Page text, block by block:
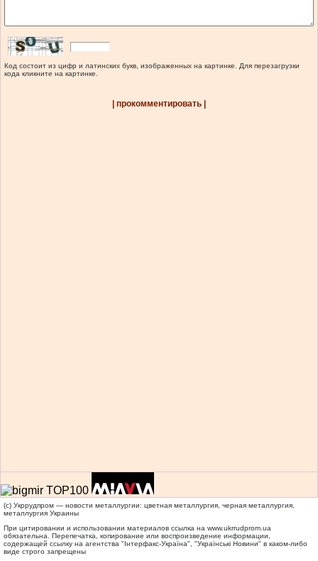
Код состоит из цифр и латинских букв, изображенных на картинке. Для перезагрузки
кода кликните на картинке.
| прокомментировать |
(c) Укррудпром — новости металлургии: цветная металлургия, черная металлургия,
металлургия Украины
При цитировании и использовании материалов ссылка на www.ukrrudprom.ua
обязательна. Перепечатка, копирование или воспроизведение информации,
содержащей ссылку на агентства "Iнтерфакс-Україна", "Українськi Новини" в каком-либо
виде строго запрещены